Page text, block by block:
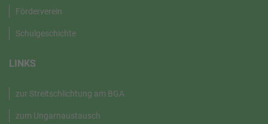
Förderverein
Schulgeschichte
LINKS
zur Streitschlichtung am BGA
zum Ungarnaustausch